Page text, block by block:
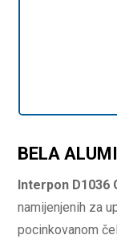
BELA
Interpon D1036
namijenjenih za
pocinkovanom